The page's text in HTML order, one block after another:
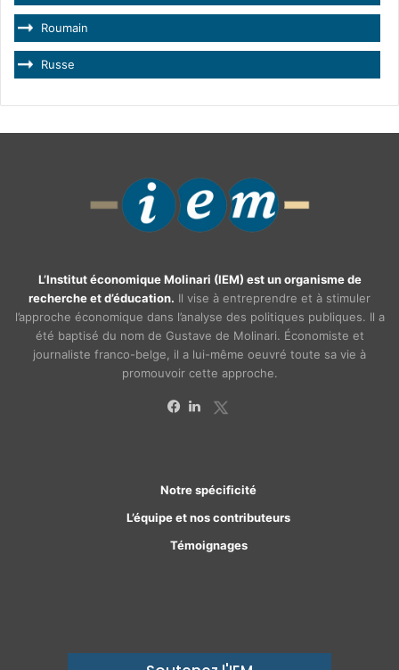
Roumain
Russe
L’Institut économique Molinari (IEM) est un organisme de
recherche et d’éducation. Il vise à entreprendre et à stimuler
l’approche économique dans l’analyse des politiques publiques. Il a
été baptisé du nom de Gustave de Molinari. Économiste et
journaliste franco-belge, il a lui-même oeuvré toute sa vie à
promouvoir cette approche.
Notre spécificité
L’équipe et nos contributeurs
Témoignages